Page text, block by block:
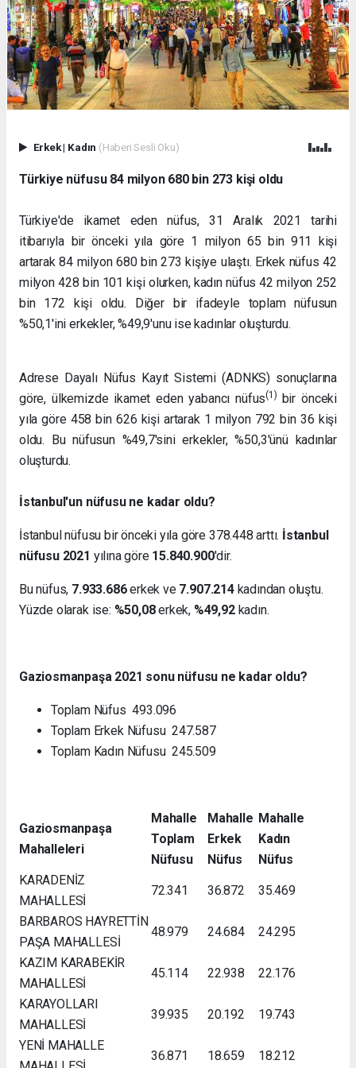
Erkek| Kadın (Haberi Sesli Oku)
Türkiye nüfusu 84 milyon 680 bin 273 kişi oldu
Türkiye'de ikamet eden nüfus, 31 Aralık 2021 tarihi
itibarıyla bir önceki yıla göre 1 milyon 65 bin 911 kişi
artarak 84 milyon 680 bin 273 kişiye ulaştı. Erkek nüfus 42
milyon 428 bin 101 kişi olurken, kadın nüfus 42 milyon 252
bin 172 kişi oldu. Diğer bir ifadeyle toplam nüfusun
%50,1'ini erkekler, %49,9'unu ise kadınlar oluşturdu.
Adrese Dayalı Nüfus Kayıt Sistemi (ADNKS) sonuçlarına
göre, ülkemizde ikamet eden yabancı nüfus(1)
bir önceki
yıla göre 458 bin 626 kişi artarak 1 milyon 792 bin 36 kişi
oldu. Bu nüfusun %49,7'sini erkekler, %50,3'ünü kadınlar
oluşturdu.
İstanbul'un nüfusu ne kadar oldu?
İstanbul nüfusu bir önceki yıla göre 378.448 arttı. İstanbul
nüfusu 2021 yılına göre 15.840.900'dir.
Bu nüfus, 7.933.686erkek ve 7.907.214kadından oluştu.
Yüzde olarak ise: %50,08erkek, %49,92kadın.
Gaziosmanpaşa 2021 sonu nüfusu ne kadar oldu?
Toplam Nüfus 493.096
Toplam Erkek Nüfusu 247.587
Toplam Kadın Nüfusu 245.509
Gaziosmanpaşa
Mahalleleri
Mahalle
Toplam
Nüfusu
Mahalle
Erkek
Nüfus
Mahalle
Kadın
Nüfus
KARADENİZ
MAHALLESİ
72.341 36.872 35.469
BARBAROS HAYRETTİN
PAŞA MAHALLESİ
48.979 24.684 24.295
KAZIM KARABEKİR
MAHALLESİ
45.114 22.938 22.176
KARAYOLLARI
MAHALLESİ
39.935 20.192 19.743
YENİ MAHALLE
36.871 18.659 18.212